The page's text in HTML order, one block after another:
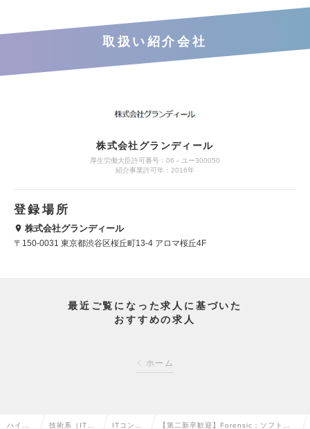
取扱い紹介会社
株式会社グランディール
厚生労働大臣許可番号：06－ユー300050
紹介事業許可年：2016年
登録場所
株式会社グランディール
〒150-0031 東京都渋谷区桜丘町13-4 アロマ桜丘4F
最近ご覧になった求人に基づいた
おすすめの求人
ホーム
ハイク 技術系（IT・ ITコンサ 【第二新卒歓迎】Forensic：ソフトウ